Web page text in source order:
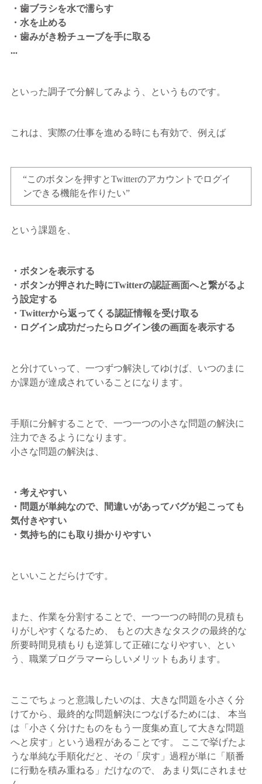
・歯ブラシを水で濡らす
・水を止める
・歯みがき粉チューブを手に取る
...
といった調子で分解してみよう、というものです。
これは、実際の仕事を進める時にも有効で、例えば
“このボタンを押すとTwitterのアカウントでログイ
ンできる機能を作りたい”
という課題を、
・ボタンを表示する
・ボタンが押された時にTwitterの認証画面へと繋がるよ
う設定する
・Twitterから返ってくる認証情報を受け取る
・ログイン成功だったらログイン後の画面を表示する
と分けていって、一つずつ解決してゆけば、いつのまに
か課題が達成されていることになります。
手順に分解することで、一つ一つの小さな問題の解決に
注力できるようになります。
小さな問題の解決は、
・考えやすい
・問題が単純なので、間違いがあってバグが起こっても
気付きやすい
・気持ち的にも取り掛かりやすい
といいことだらけです。
また、作業を分割することで、一つ一つの時間の見積も
りがしやすくなるため、 もとの大きなタスクの最終的な
所要時間見積もりも逆算して正確になりやすい、とい
う、職業プログラマーらしいメリットもあります。
ここでちょっと意識したいのは、大きな問題を小さく分
けてから、最終的な問題解決につなげるためには、 本当
は「小さく分けたものをもう一度集め直して大きな問題
へと戻す」という過程があることです。 ここで挙げたよ
うな単純な手順化だと、その「戻す」過程が単に「順番
に行動を積み重ねる」だけなので、 あまり気にされませ